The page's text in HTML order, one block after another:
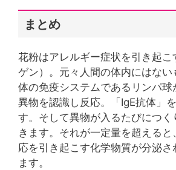
まとめ
花粉はアレルギー症状を引き起こ
ゲン）。元々人間の体内にはない
体の免疫システムであるリンパ球
異物を認識し反応。「IgE抗体」
す。そして異物が入るたびにつく
きます。それが一定量を超えると
応を引き起こす化学物質が分泌さ
ます。